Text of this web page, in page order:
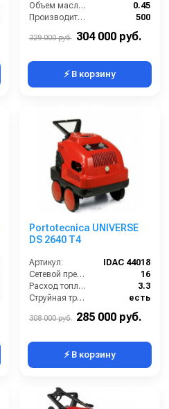
Объем масла для насоса (л):
0.45
Производительность (л/ч):
500
329 000 руб. 304 000 руб.
⚡ В корзину
Portotecnica UNIVERSE
DS 2640 T4
Артикул:
IDAC 44018
Сетевой предохранитель (А):
16
Расход топлива (кг/ч):
3.3
Струйная трубка (копьё):
есть
308 000 руб. 285 000 руб.
⚡ В корзину